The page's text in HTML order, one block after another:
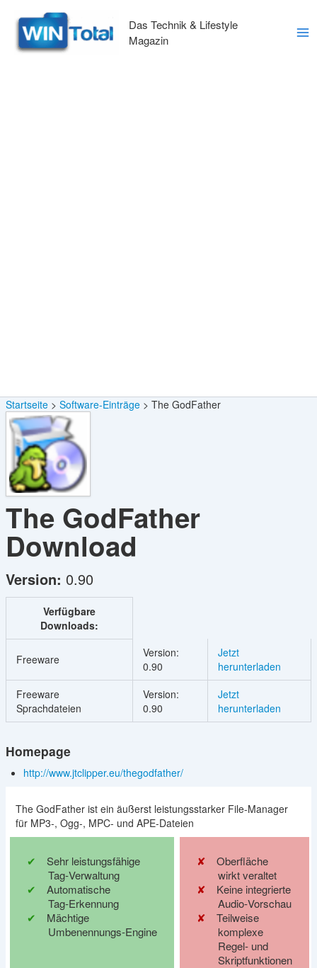
Inhalt
springen
Das Technik & Lifestyle
Magazin
Startseite Software-Einträge The GodFather
The GodFather
Download
Version: 0.90
Verfügbare
Downloads:
Freeware
Version:
0.90
Jetzt
herunterladen
Freeware
Sprachdateien
Version:
0.90
Jetzt
herunterladen
Homepage
http://www.jtclipper.eu/thegodfather/
The GodFather ist ein äußerst leistungsstarker File-Manager
für MP3-, Ogg-, MPC- und APE-Dateien
Sehr leistungsfähige
Tag‑Verwaltung
Automatische
Tag‑Erkennung
Mächtige
Umbenennungs‑Engine
Oberfläche
wirkt veraltet
Keine integrierte
Audio‑Vorschau
Teilweise
komplexe
Regel‑ und
Skriptfunktionen